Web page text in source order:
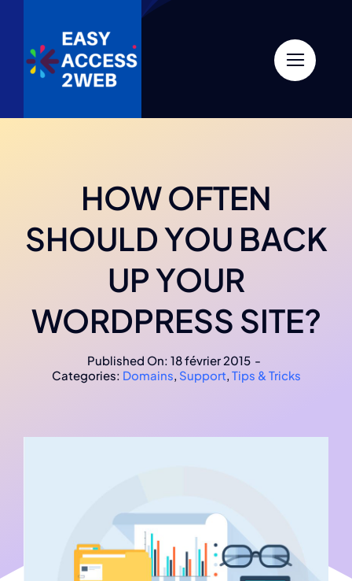
content
HOW OFTEN
SHOULD YOU BACK
UP YOUR
WORDPRESS SITE?
Published On: 18 février 2015 -
Categories: Domains, Support, Tips & Tricks